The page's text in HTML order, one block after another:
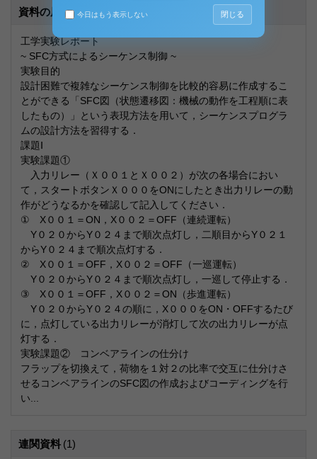
資料の原本内容
工学実験レポート
~ SFC方式によるシーケンス制御 ~
実験目的
設計困難で複雑なシーケンス制御を比較的容易に作成するこ
とができる「SFC図（状態遷移図：機械の動作を工程順に表
したもの）」という表現方法を用いて，シーケンスプログラ
ムの設計方法を習得する．
課題Ⅰ
実験課題①
入力リレー（Ｘ００１とＸ００２）が次の各場合におい
て，スタートボタンＸ０００をONにしたとき出力リレーの動
作がどうなるかを確認して記入してください．
① X００１＝ON，X００２＝OFF（連続運転）
Y０２０からY０２４まで順次点灯し，二順目からY０２１
からY０２４まで順次点灯する．
② X００１＝OFF，X００２＝OFF（一巡運転）
Y０２０からY０２４まで順次点灯し，一巡して停止する．
③ X００１＝OFF，X００２＝ON（歩進運転）
Y０２０からY０２４の順に，X０００をON・OFFするたび
に，点灯している出力リレーが消灯して次の出力リレーが点
灯する．
実験課題② コンベアラインの仕分け
フラップを切換えて，荷物を１対２の比率で交互に仕分けさ
せるコンベアラインのSFC図の作成およびコーディングを行
い...
連関資料 (1)
今日はもう表示しない 閉じる